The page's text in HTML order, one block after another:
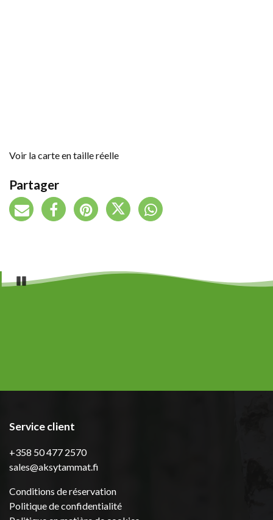
Voir la carte en taille réelle
Partager
Pause
Service client
+358 50 477 2570
sales@aksytammat.fi
Conditions de réservation
Politique de confidentialité